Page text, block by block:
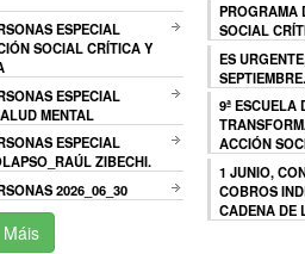
ESPECIAL
SOCIAL CRÍTICA Y
ESPECIAL
MENTAL
ESPECIAL
ZIBECHI.
2026_06_30
Máis
PROGRAMA
SOCIAL
ES
SEPTIEMBRE.
9ª ESCUELA
ACCIÓN
1 JUNIO,
COBROS
CADENA DE